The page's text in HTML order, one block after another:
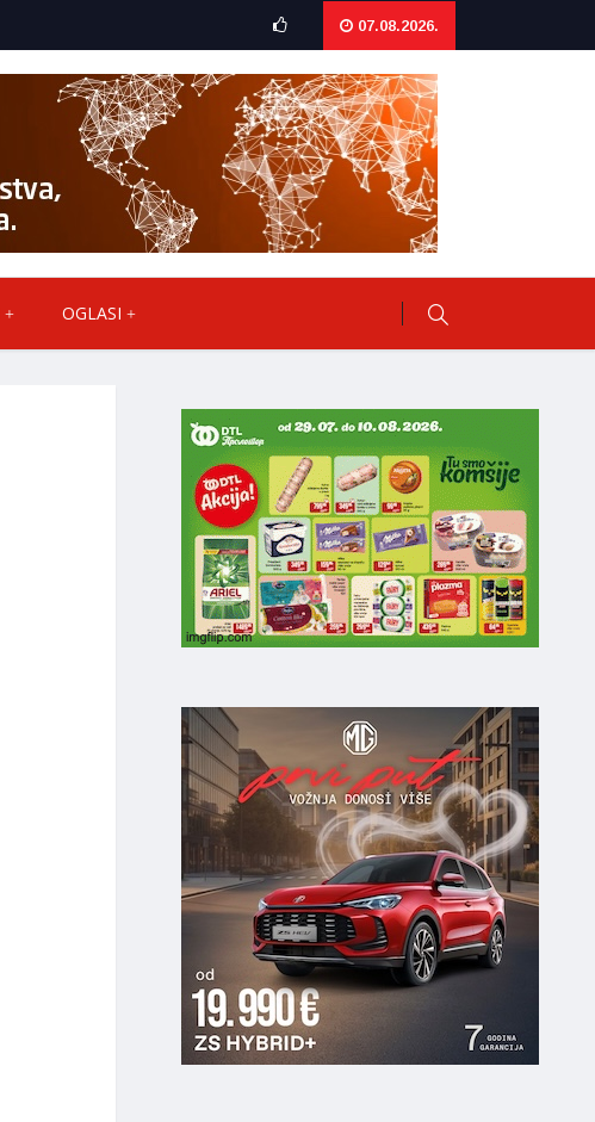
07.08.2026.
OGLASI